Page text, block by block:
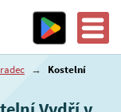
→
Kostelní